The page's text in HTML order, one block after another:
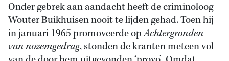
Onder gebrek aan aandacht heeft de criminoloog
Wouter Buikhuisen nooit te lijden gehad. Toen hij
in januari 1965 promoveerde opAchtergronden
van nozemgedrag, stonden de kranten meteen vol